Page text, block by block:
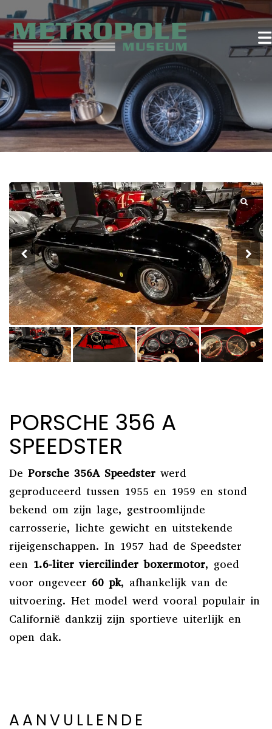
PORSCHE 356 A
SPEEDSTER
De Porsche 356A Speedster werd
geproduceerd tussen 1955 en 1959 en stond
bekend om zijn lage, gestroomlijnde
carrosserie, lichte gewicht en uitstekende
rijeigenschappen. In 1957 had de Speedster
een 1.6-liter viercilinder boxermotor, goed
voor ongeveer 60 pk, afhankelijk van de
uitvoering. Het model werd vooral populair in
Californië dankzij zijn sportieve uiterlijk en
open dak.
AANVULLENDE